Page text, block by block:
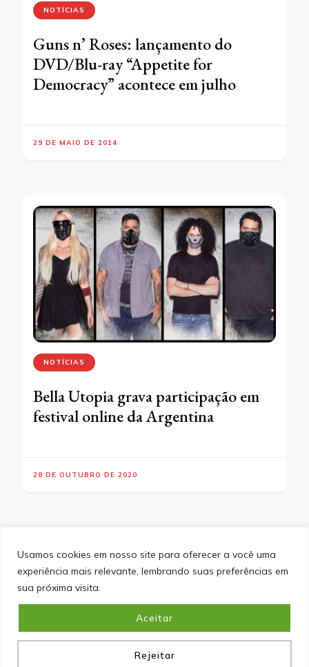
Usamos cookies em nosso site para oferecer a você uma
experiência mais relevante, lembrando suas preferências em
sua próxima visita.
Rejeitar
Aceitar
NOTÍCIAS
Guns n’ Roses: lançamento do
DVD/Blu-ray “Appetite for
Democracy” acontece em julho
29 DE MAIO DE 2014
NOTÍCIAS
Bella Utopia grava participação em
festival online da Argentina
28 DE OUTUBRO DE 2020
&cópia; Direitos Autorais 2026Portal do Inferno
direitos reservados.Blossom PinIt | Desenvolvido por
Blossom Themes. Desenvolvido porWordPress.Política
de Privacidade
SITEMAP POLÍTICA DE PRIVACIDADE
EQUIPE